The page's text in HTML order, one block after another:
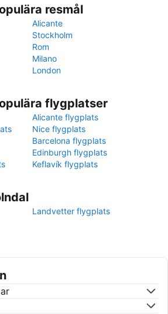
resmål
Alicante
Stockholm
Rom
Milano
London
flygplatser
Alicante flygplats
Nice flygplats
Barcelona flygplats
Edinburgh flygplats
Keflavík flygplats
Landvetter flygplats